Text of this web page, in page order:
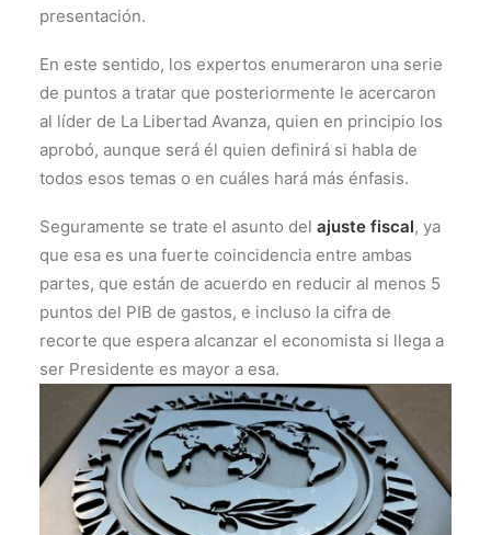
presentación.
En este sentido, los expertos enumeraron una serie
de puntos a tratar que posteriormente le acercaron
al líder de La Libertad Avanza, quien en principio los
aprobó, aunque será él quien definirá si habla de
todos esos temas o en cuáles hará más énfasis.
Seguramente se trate el asunto del ajuste fiscal, ya
que esa es una fuerte coincidencia entre ambas
partes, que están de acuerdo en reducir al menos 5
puntos del PIB de gastos, e incluso la cifra de
recorte que espera alcanzar el economista si llega a
ser Presidente es mayor a esa.